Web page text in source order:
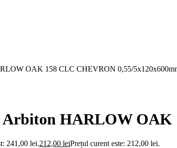
Arbiton HARLOW OAK
241,00 lei.212,00 leiPrețul curent este: 212,00 lei.